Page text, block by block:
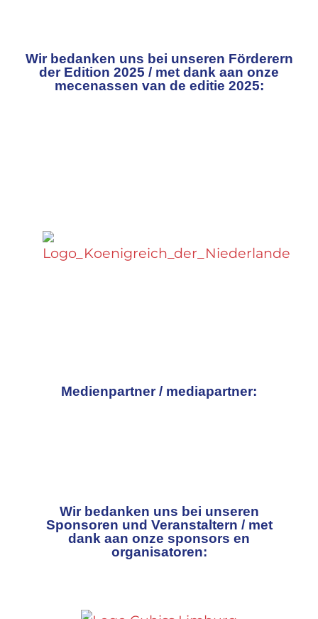
Wir bedanken uns bei unseren Förderern
der Edition 2025 / met dank aan onze
mecenassen van de editie 2025:
Medienpartner / mediapartner:
Wir bedanken uns bei unseren
Sponsoren und Veranstaltern / met
dank aan onze sponsors en
organisatoren: